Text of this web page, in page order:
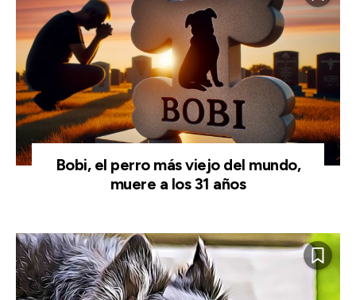
Bobi, el perro más viejo del mundo,
muere a los 31 años